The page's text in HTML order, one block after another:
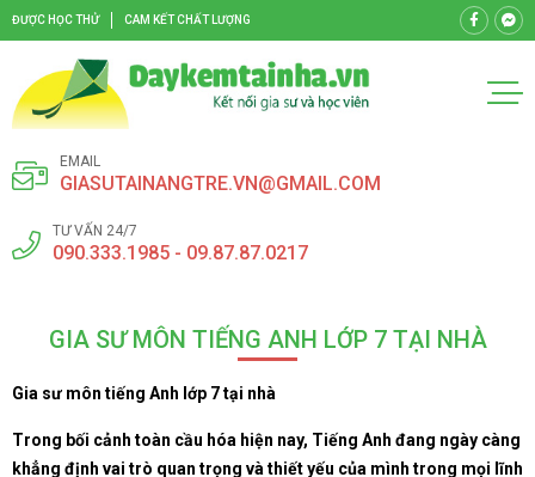
ĐƯỢC HỌC THỬ CAM KẾT CHẤT LƯỢNG
EMAIL
GIASUTAINANGTRE.VN@GMAIL.COM
TƯ VẤN 24/7
090.333.1985 - 09.87.87.0217
GIA SƯ MÔN TIẾNG ANH LỚP 7 TẠI NHÀ
Gia sư môn tiếng Anh lớp 7 tại nhà
Trong bối cảnh toàn cầu hóa hiện nay, Tiếng Anh đang ngày càng
khẳng định vai trò quan trọng và thiết yếu của mình trong mọi lĩnh